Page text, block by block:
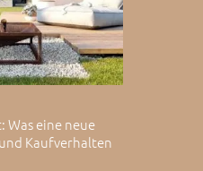
Was eine neue
Kaufverhalten